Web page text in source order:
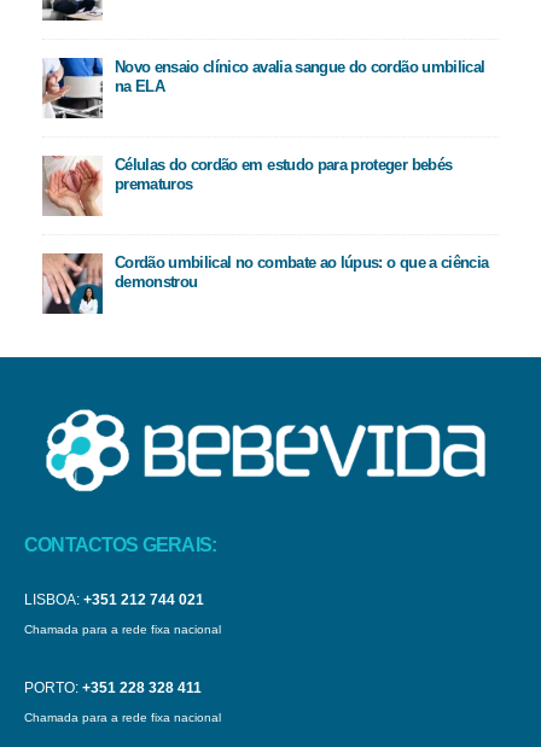
Novo ensaio clínico avalia sangue do cordão umbilical
na ELA
Células do cordão em estudo para proteger bebés
prematuros
Cordão umbilical no combate ao lúpus: o que a ciência
demonstrou
CONTACTOS GERAIS:
LISBOA: +351 212 744 021
Chamada para a rede fixa nacional
PORTO: +351 228 328 411
Chamada para a rede fixa nacional